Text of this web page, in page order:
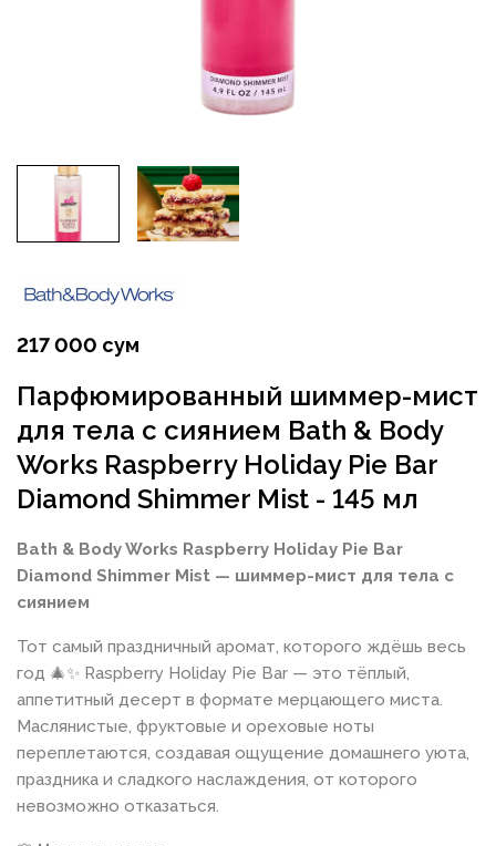
217 000 сум
Парфюмированный шиммер-мист
для тела с сиянием Bath & Body
Works Raspberry Holiday Pie Bar
Diamond Shimmer Mist - 145 мл
Bath & Body Works Raspberry Holiday Pie Bar
Diamond Shimmer Mist — шиммер-мист для тела с
сиянием
Тот самый праздничный аромат, которого ждёшь весь
год 🎄✨ Raspberry Holiday Pie Bar — это тёплый,
аппетитный десерт в формате мерцающего миста.
Маслянистые, фруктовые и ореховые ноты
переплетаются, создавая ощущение домашнего уюта,
праздника и сладкого наслаждения, от которого
невозможно отказаться.